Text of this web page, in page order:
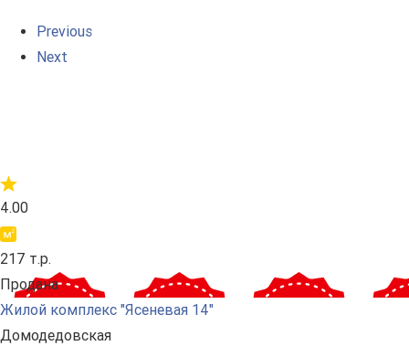
Previous
Next
4.00
217 т.р.
Продана
Жилой комплекс "Ясеневая 14"
Домодедовская